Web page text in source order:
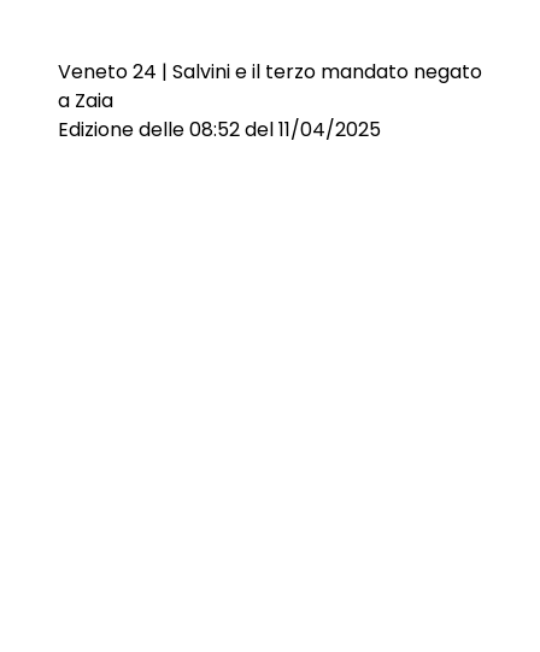
Veneto 24 | Salvini e il terzo mandato negato
a Zaia
Edizione delle 08:52 del 11/04/2025